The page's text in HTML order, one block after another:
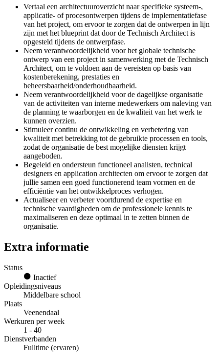
Vertaal een architectuuroverzicht naar specifieke systeem-,
applicatie- of procesontwerpen tijdens de implementatiefase
van het project, om ervoor te zorgen dat de ontwerpen in lijn
zijn met het blueprint dat door de Technisch Architect is
opgesteld tijdens de ontwerpfase.
Neem verantwoordelijkheid voor het globale technische
ontwerp van een project in samenwerking met de Technisch
Architect, om te voldoen aan de vereisten op basis van
kostenberekening, prestaties en
beheersbaarheid/onderhoudbaarheid.
Neem verantwoordelijkheid voor de dagelijkse organisatie
van de activiteiten van interne medewerkers om naleving van
de planning te waarborgen en de kwaliteit van het werk te
kunnen overzien.
Stimuleer continu de ontwikkeling en verbetering van
kwaliteit met betrekking tot de gebruikte processen en tools,
zodat de organisatie de best mogelijke diensten krijgt
aangeboden.
Begeleid en ondersteun functioneel analisten, technical
designers en application architecten om ervoor te zorgen dat
jullie samen een goed functionerend team vormen en de
efficiëntie van het ontwikkelproces verhogen.
Actualiseer en verbeter voortdurend de expertise en
technische vaardigheden om de professionele kennis te
maximaliseren en deze optimaal in te zetten binnen de
organisatie.
Extra informatie
Status
Inactief
Opleidingsniveaus
Middelbare school
Plaats
Veenendaal
Werkuren per week
1 - 40
Dienstverbanden
Fulltime (ervaren)